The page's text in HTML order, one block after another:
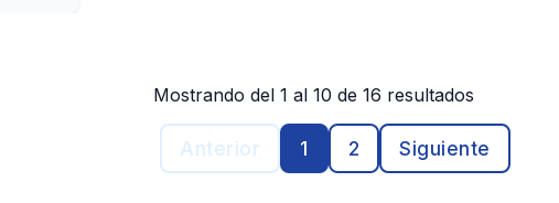
Mostrando del 1 al 10 de 16 resultados
Anterior 1 2 Siguiente